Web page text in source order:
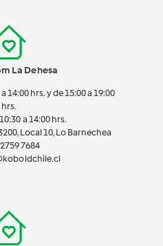
La Dehesa
14:00 hrs. y de 15:00 a 19:00
hrs.
a 14:00 hrs.
Local 10, Lo Barnechea
2759 7684